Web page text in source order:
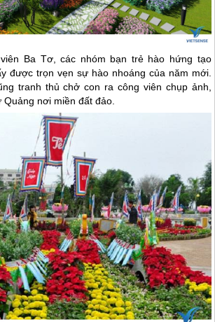
Ba Tơ, các nhóm bạn trẻ hào hứng tạo
được trọn vẹn sự hào nhoáng của năm mới.
tranh thủ chở con ra công viên chụp ảnh,
nơi miền đất đảo.